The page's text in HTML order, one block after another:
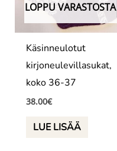
LOPPU VARASTOSTA
Käsinneulotut
kirjoneulevillasukat,
koko 36-37
38.00€
LUE LISÄÄ